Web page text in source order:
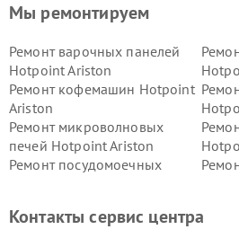
Мы ремонтируем
Ремонт варочных панелей
Hotpoint Ariston
Ремонт кофемашин Hotpoint
Ariston
Ремонт микроволновых
печей Hotpoint Ariston
Ремонт посудомоечных
Hotpoint Ariston
Контакты сервис центра